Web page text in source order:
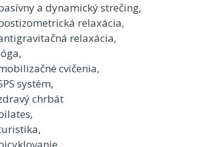
a dynamický strečing,
relaxácia,
relaxácia,
cvičenia,
systém,
chrbát